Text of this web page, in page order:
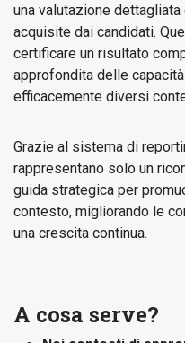
una valutazione
acquisite dai candidati.
certificare un risultato
approfondita delle
efficacemente diversi
Grazie al sistema di
rappresentano solo un
guida strategica per
contesto, migliorando le
una crescita continua.
A cosa serve?